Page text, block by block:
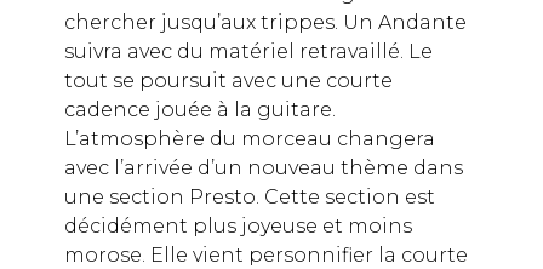
chercher jusqu’aux trippes. Un Andante
suivra avec du matériel retravaillé. Le
tout se poursuit avec une courte
cadence jouée à la guitare.
L’atmosphère du morceau changera
avec l’arrivée d’un nouveau thème dans
une section Presto. Cette section est
décidément plus joyeuse et moins
morose. Elle vient personnifier la courte